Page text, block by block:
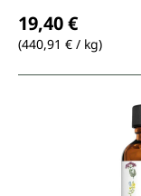
19,40 €
(440,91 € / kg)